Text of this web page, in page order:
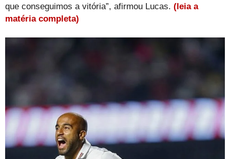
que conseguimos a vitória”, afirmou Lucas. (leia a
matéria completa)